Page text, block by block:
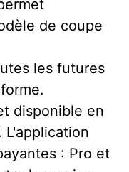
de coupe
les futures
disponible en
: Pro et